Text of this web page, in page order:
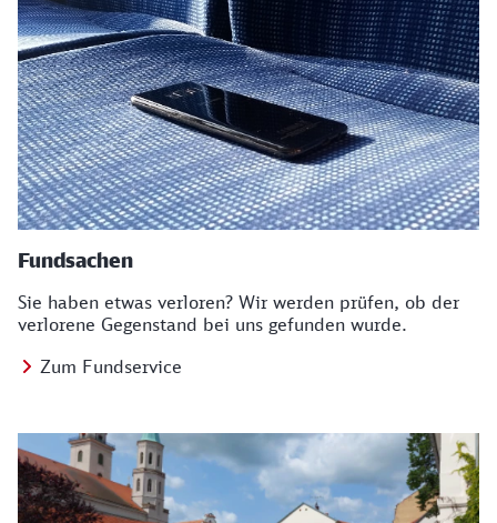
Fundsachen
Sie haben etwas verloren? Wir werden prüfen, ob der
verlorene Gegenstand bei uns gefunden wurde.
Zum Fundservice